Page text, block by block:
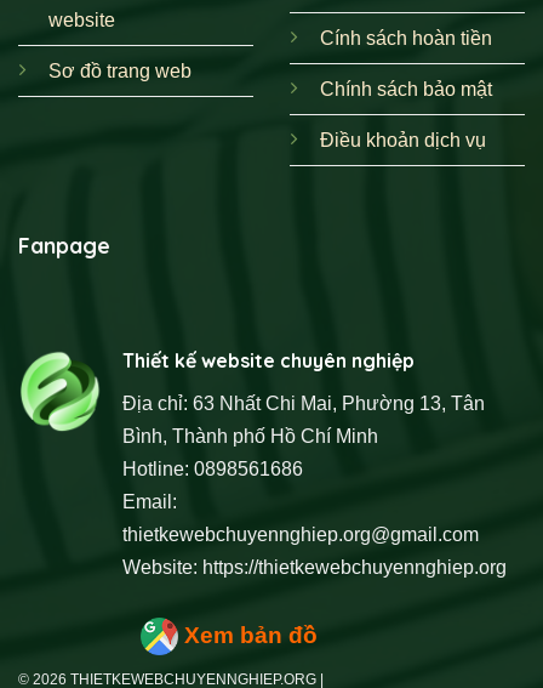
website
Sơ đồ trang web
Cính sách hoàn tiền
Chính sách bảo mật
Điều khoản dịch vụ
Fanpage
Thiết kế website chuyên nghiệp
Địa chỉ: 63 Nhất Chi Mai, Phường 13, Tân
Bình, Thành phố Hồ Chí Minh
Hotline: 0898561686
Email:
thietkewebchuyennghiep.org@gmail.com
Website: https://thietkewebchuyennghiep.org
Xem bản đồ
© 2026 THIETKEWEBCHUYENNGHIEP.ORG |